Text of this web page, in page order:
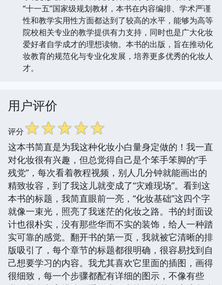
“十一五”国家级规划教材，本书在内容编排、学术严谨
性和教学实用性方面都达到了较高的水平，能够为高等
院校相关专业的教学提供有力支持，同时也是广大化妆
爱好者自学成才的理想读物。本书的出版，旨在推动化
妆教育的规范化与专业化发展，培养更多优秀的化妆人
才。
用户评价
评分☆☆☆☆☆
这本书简直是为我这种化妆小白量身定做的！我一直
对化妆很有兴趣，但总觉得自己是个笨手笨脚的“手
残党”，每次看着教程视频，别人几分钟就能画出的
精致妆容，到了我这儿就变成了“灾难现场”。看到这
本书的标题，我简直眼前一亮，“化妆基础”这四个字
就像一束光，照亮了我迷茫的化妆之路。书的封面设
计也很朴实，没有那些华而不实的装饰，给人一种踏
实可靠的感觉。翻开书的第一页，我就被它清晰的排
版吸引了，每个章节的标题都很明确，很容易找到自
己想要学习的内容。我尤其喜欢它里面的插图，画得
很细致，每一个步骤都配有详细的图示，不像有些